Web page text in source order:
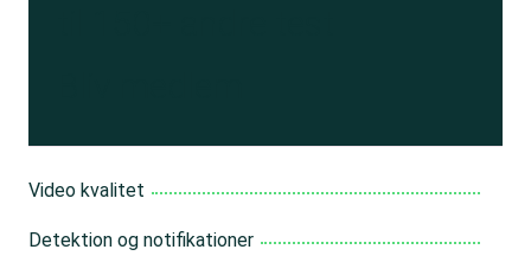
Video kvalitet
Detektion og notifikationer